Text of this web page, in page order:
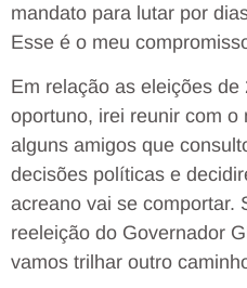
mandato para lutar por
Esse é o meu
Em relação as eleições
oportuno, irei reunir com o
alguns amigos que
decisões políticas e
acreano vai se comportar.
reeleição do Governador
vamos trilhar outro